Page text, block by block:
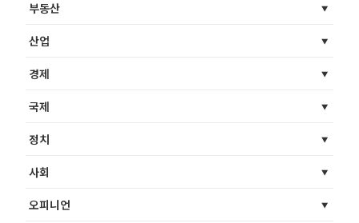
부동산
산업
경제
국제
정치
사회
오피니언